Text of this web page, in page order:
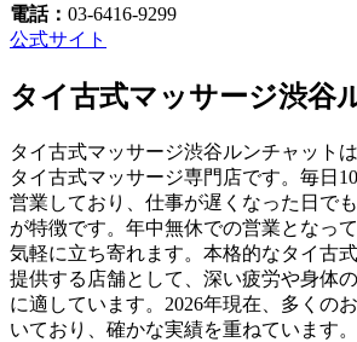
電話： 03-6416-9299
公式サイト
タイ古式マッサージ渋谷
タイ古式マッサージ渋谷ルンチャット
タイ古式マッサージ専門店です。毎日
営業しており、仕事が遅くなった日で
が特徴です。年中無休での営業となっ
気軽に立ち寄れます。本格的なタイ古
提供する店舗として、深い疲労や身体
に適しています。2026年現在、多くの
いており、確かな実績を重ねています